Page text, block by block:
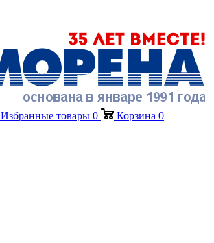
Избранные товары 0 Корзина 0